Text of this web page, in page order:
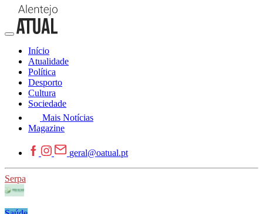
Início
Atualidade
Política
Desporto
Cultura
Sociedade
Mais Notícias
Magazine
geral@oatual.pt
Serpa